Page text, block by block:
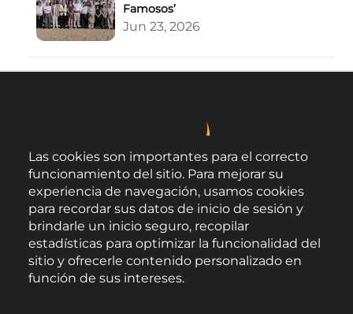
Famosos’
Jun 23, 2026
Las cookies son importantes para el correcto
funcionamiento del sitio. Para mejorar su
experiencia de navegación, usamos cookies
para recordar sus datos de inicio de sesión y
brindarle un inicio seguro, recopilar
estadísticas para optimizar la funcionalidad del
sitio y ofrecerle contenido personalizado en
función de sus intereses.